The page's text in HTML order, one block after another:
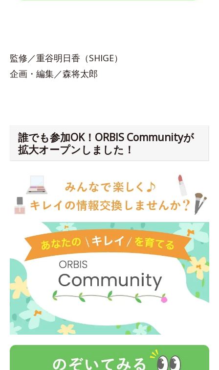
監修／重谷明日香（SHIGE）
企画・編集／森将太郎
誰でも参加OK！ORBIS Communityが
拡大オープンしました！